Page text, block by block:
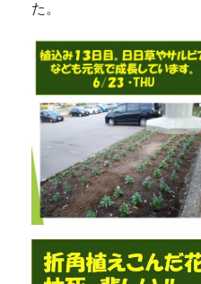
た。